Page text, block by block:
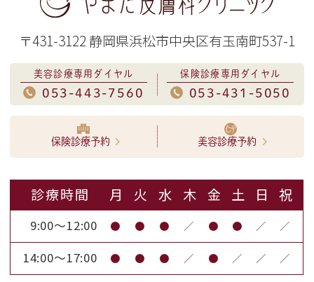
〒431-3122 静岡県浜松市中央区有玉南町537-1
美容診療専用ダイヤル
053-443-7560
保険診療専用ダイヤル
053-431-5050
保険診療予約 美容診療予約
診療時間 月 火 水 木 金 土 日 祝
9:00～12:00 ● ● ● ／ ● ● ／ ／
14:00～17:00 ● ● ● ／ ● ／ ／ ／